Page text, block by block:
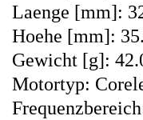
Laenge [mm]:
Hoehe [mm]:
Gewicht [g]:
Motortyp: